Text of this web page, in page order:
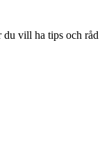
du vill ha tips och råd